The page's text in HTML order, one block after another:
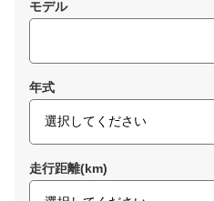
モデル
年式
走行距離(km)